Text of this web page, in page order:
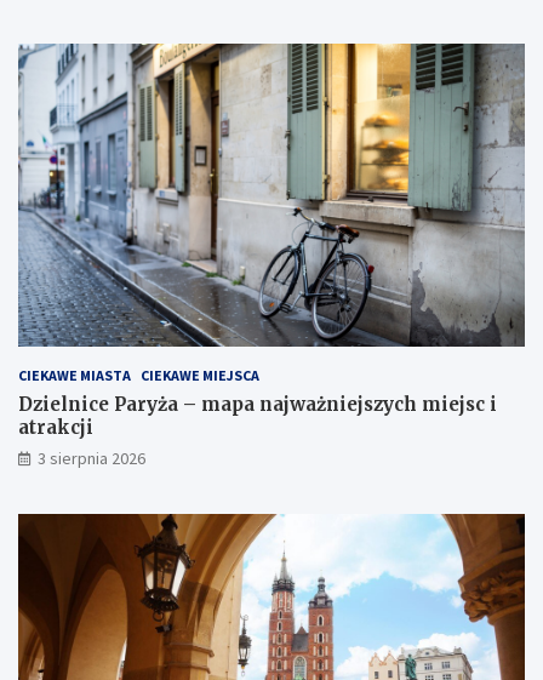
CIEKAWE MIASTA CIEKAWE MIEJSCA
Dzielnice Paryża – mapa najważniejszych miejsc i
atrakcji
3 sierpnia 2026